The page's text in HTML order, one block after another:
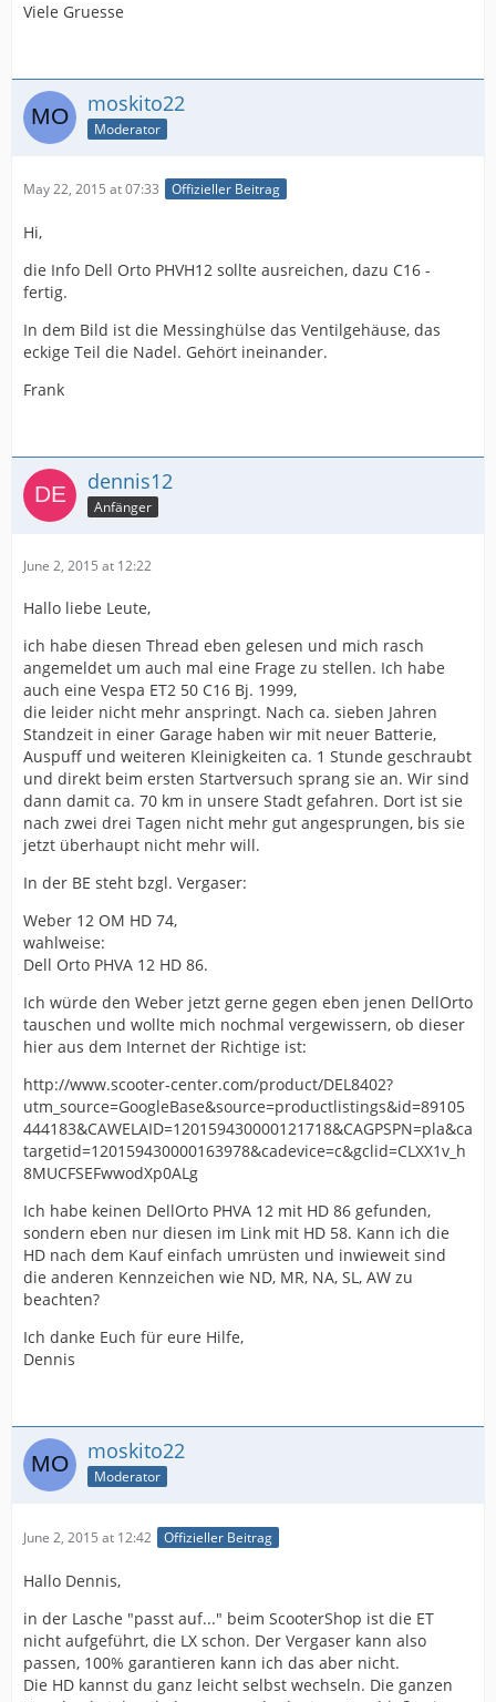
Viele Gruesse
moskito22
Moderator
May 22, 2015 at 07:33 Offizieller Beitrag
Hi,
die Info Dell Orto PHVH12 sollte ausreichen, dazu C16 -
fertig.
In dem Bild ist die Messinghülse das Ventilgehäuse, das
eckige Teil die Nadel. Gehört ineinander.
Frank
dennis12
Anfänger
June 2, 2015 at 12:22
Hallo liebe Leute,
ich habe diesen Thread eben gelesen und mich rasch
angemeldet um auch mal eine Frage zu stellen. Ich habe
auch eine Vespa ET2 50 C16 Bj. 1999,
die leider nicht mehr anspringt. Nach ca. sieben Jahren
Standzeit in einer Garage haben wir mit neuer Batterie,
Auspuff und weiteren Kleinigkeiten ca. 1 Stunde geschraubt
und direkt beim ersten Startversuch sprang sie an. Wir sind
dann damit ca. 70 km in unsere Stadt gefahren. Dort ist sie
nach zwei drei Tagen nicht mehr gut angesprungen, bis sie
jetzt überhaupt nicht mehr will.
In der BE steht bzgl. Vergaser:
Weber 12 OM HD 74,
wahlweise:
Dell Orto PHVA 12 HD 86.
Ich würde den Weber jetzt gerne gegen eben jenen DellOrto
tauschen und wollte mich nochmal vergewissern, ob dieser
hier aus dem Internet der Richtige ist:
http://www.scooter-center.com/product/DEL8402?
utm_source=GoogleBase&source=productlistings&id=89105
444183&CAWELAID=120159430000121718&CAGPSPN=pla&ca
targetid=120159430000163978&cadevice=c&gclid=CLXX1v_h
8MUCFSEFwwodXp0ALg
Ich habe keinen DellOrto PHVA 12 mit HD 86 gefunden,
sondern eben nur diesen im Link mit HD 58. Kann ich die
HD nach dem Kauf einfach umrüsten und inwieweit sind
die anderen Kennzeichen wie ND, MR, NA, SL, AW zu
beachten?
Ich danke Euch für eure Hilfe,
Dennis
moskito22
Moderator
June 2, 2015 at 12:42 Offizieller Beitrag
Hallo Dennis,
in der Lasche "passt auf..." beim ScooterShop ist die ET
nicht aufgeführt, die LX schon. Der Vergaser kann also
passen, 100% garantieren kann ich das aber nicht.
Die HD kannst du ganz leicht selbst wechseln. Die ganzen